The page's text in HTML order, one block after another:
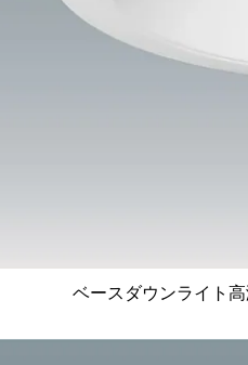
ベースダウンライト